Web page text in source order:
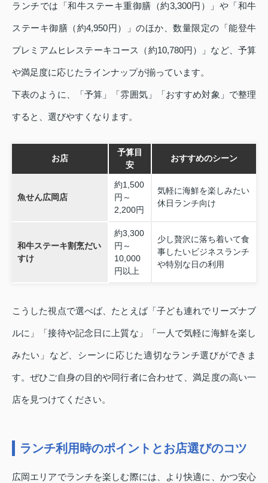
ランチでは「和牛ステーキ重御膳（約3,300円）」や「和牛
ステーキ御膳（約4,950円）」のほか、数量限定の「能登牛
プレミアムヒレステーキコース（約10,780円）」など、予算
や満足度に応じたラインナップが揃っています。
下表のように、「予算」「雰囲気」「おすすめ対象」で整理
すると、選びやすくなります。
お店
予算目
安
おすすめのシーン
魚せん広岡店
約1,500
円～
2,200円
気軽に海鮮を楽しみたい
休日ランチ向け
和牛ステーキ割烹だい
すけ
約3,300
円～
10,000
円以上
少し贅沢に落ち着いて食
事したいビジネスランチ
や特別な日の利用
こうした視点で選べば、たとえば「子ども連れでリーズナブ
ルに」「接待や記念日に上質な」「一人で気軽に海鮮を楽し
みたい」など、シーンに応じた適切なランチ選びができま
す。ぜひご自身の目的や同行者に合わせて、満足度の高い一
店を見つけてください。
ランチ利用時のポイントとお店選びのコツ
広岡エリアでランチを楽しむ際には、より快適に、かつ安心